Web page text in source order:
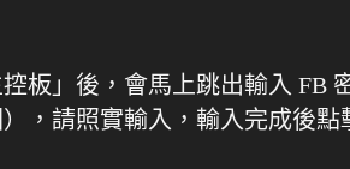
板」後，會馬上跳出輸入 FB
，請照實輸入，輸入完成後點